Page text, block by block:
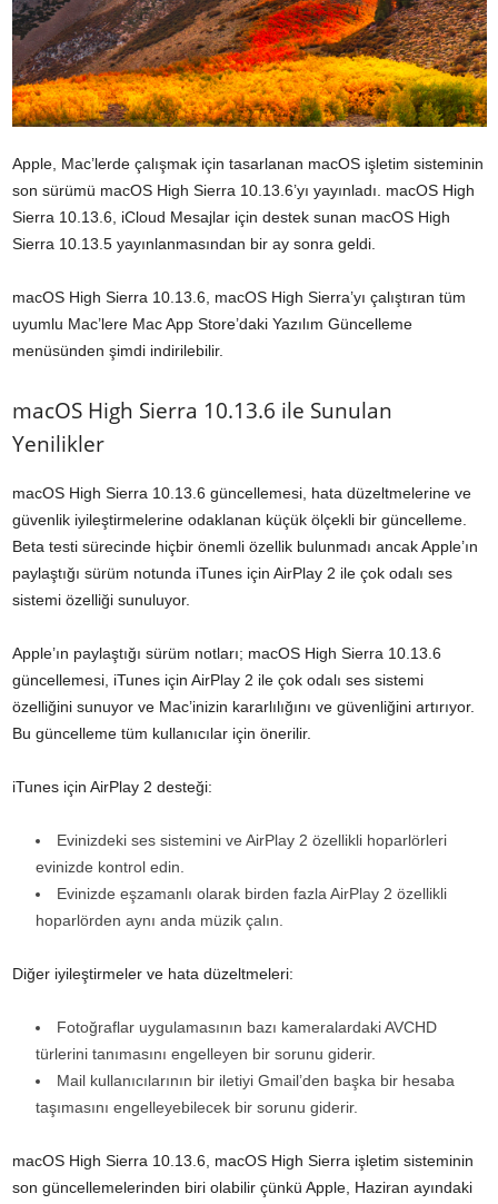
Apple, Mac’lerde çalışmak için tasarlanan macOS işletim sisteminin
son sürümü macOS High Sierra 10.13.6’yı yayınladı. macOS High
Sierra 10.13.6, iCloud Mesajlar için destek sunan macOS High
Sierra 10.13.5 yayınlanmasından bir ay sonra geldi.
macOS High Sierra 10.13.6, macOS High Sierra’yı çalıştıran tüm
uyumlu Mac’lere Mac App Store’daki Yazılım Güncelleme
menüsünden şimdi indirilebilir.
macOS High Sierra 10.13.6 ile Sunulan
Yenilikler
macOS High Sierra 10.13.6 güncellemesi, hata düzeltmelerine ve
güvenlik iyileştirmelerine odaklanan küçük ölçekli bir güncelleme.
Beta testi sürecinde hiçbir önemli özellik bulunmadı ancak Apple’ın
paylaştığı sürüm notunda iTunes için AirPlay 2 ile çok odalı ses
sistemi özelliği sunuluyor.
Apple’ın paylaştığı sürüm notları; macOS High Sierra 10.13.6
güncellemesi, iTunes için AirPlay 2 ile çok odalı ses sistemi
özelliğini sunuyor ve Mac’inizin kararlılığını ve güvenliğini artırıyor.
Bu güncelleme tüm kullanıcılar için önerilir.
iTunes için AirPlay 2 desteği:
Evinizdeki ses sistemini ve AirPlay 2 özellikli hoparlörleri
evinizde kontrol edin.
Evinizde eşzamanlı olarak birden fazla AirPlay 2 özellikli
hoparlörden aynı anda müzik çalın.
Diğer iyileştirmeler ve hata düzeltmeleri:
Fotoğraflar uygulamasının bazı kameralardaki AVCHD
türlerini tanımasını engelleyen bir sorunu giderir.
Mail kullanıcılarının bir iletiyi Gmail’den başka bir hesaba
taşımasını engelleyebilecek bir sorunu giderir.
macOS High Sierra 10.13.6, macOS High Sierra işletim sisteminin
son güncellemelerinden biri olabilir çünkü Apple, Haziran ayındaki